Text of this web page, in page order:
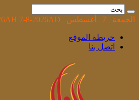
الجمعة _7 _أغسطس _2026AH 7-8-2026AD
خريطة الموقع
اتصل بنا